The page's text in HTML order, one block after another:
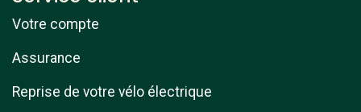
Votre compte
Assurance
Reprise de votre vélo électrique